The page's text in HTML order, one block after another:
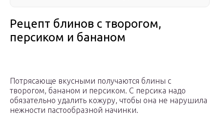
Рецепт блинов с творогом,
персиком и бананом
Потрясающе вкусными получаются блины с
творогом, бананом и персиком. С персика надо
обязательно удалить кожуру, чтобы она не нарушила
нежности пастообразной начинки.